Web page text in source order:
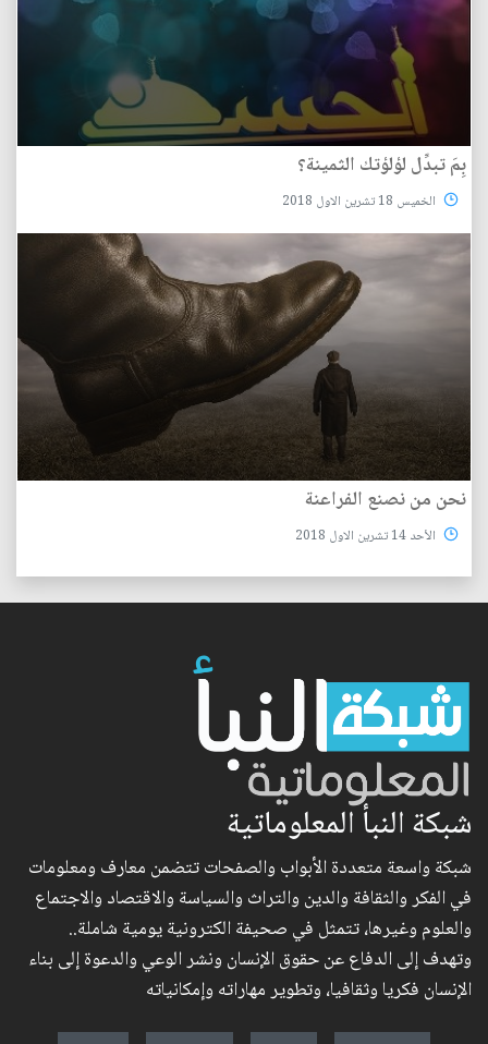
بِمَ تبدِّل لؤلؤتك الثمينة؟
الخميس 18 تشرين الاول 2018
نحن من نصنع الفراعنة
الأحد 14 تشرين الاول 2018
شبكة النبأ المعلوماتية
شبكة واسعة متعددة الأبواب والصفحات تتضمن معارف ومعلومات
في الفكر والثقافة والدين والتراث والسياسة والاقتصاد والاجتماع
والعلوم وغيرها، تتمثل في صحيفة الكترونية يومية شاملة..
وتهدف إلى الدفاع عن حقوق الإنسان ونشر الوعي والدعوة إلى بناء
الإنسان فكريا وثقافيا، وتطوير مهاراته وإمكانياته